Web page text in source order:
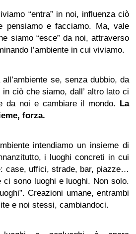
“entra” in noi, influenza ciò
pensiamo e facciamo. Ma, vale
siamo “esce” da noi, attraverso
l’ambiente in cui viviamo.
se, senza dubbio, da
ciò che siamo, dall’ altro lato ci
da noi e cambiare il mondo. La
forza.
intendiamo un insieme di
i luoghi concreti in cui
case, uffici, strade, bar, piazze…
ci sono luoghi e luoghi. Non solo.
Creazioni umane, entrambi
e noi stessi, cambiandoci.